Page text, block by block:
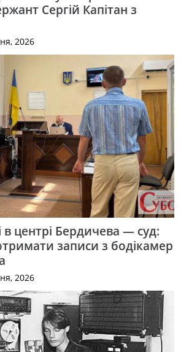
Сергій Капітан з
2026
в центрі Бердичева — суд:
записи з бодікамер
2026